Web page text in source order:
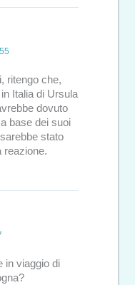
ritengo che,
Italia di Ursula
dovuto
base dei suoi
stato
reazione.
in viaggio di